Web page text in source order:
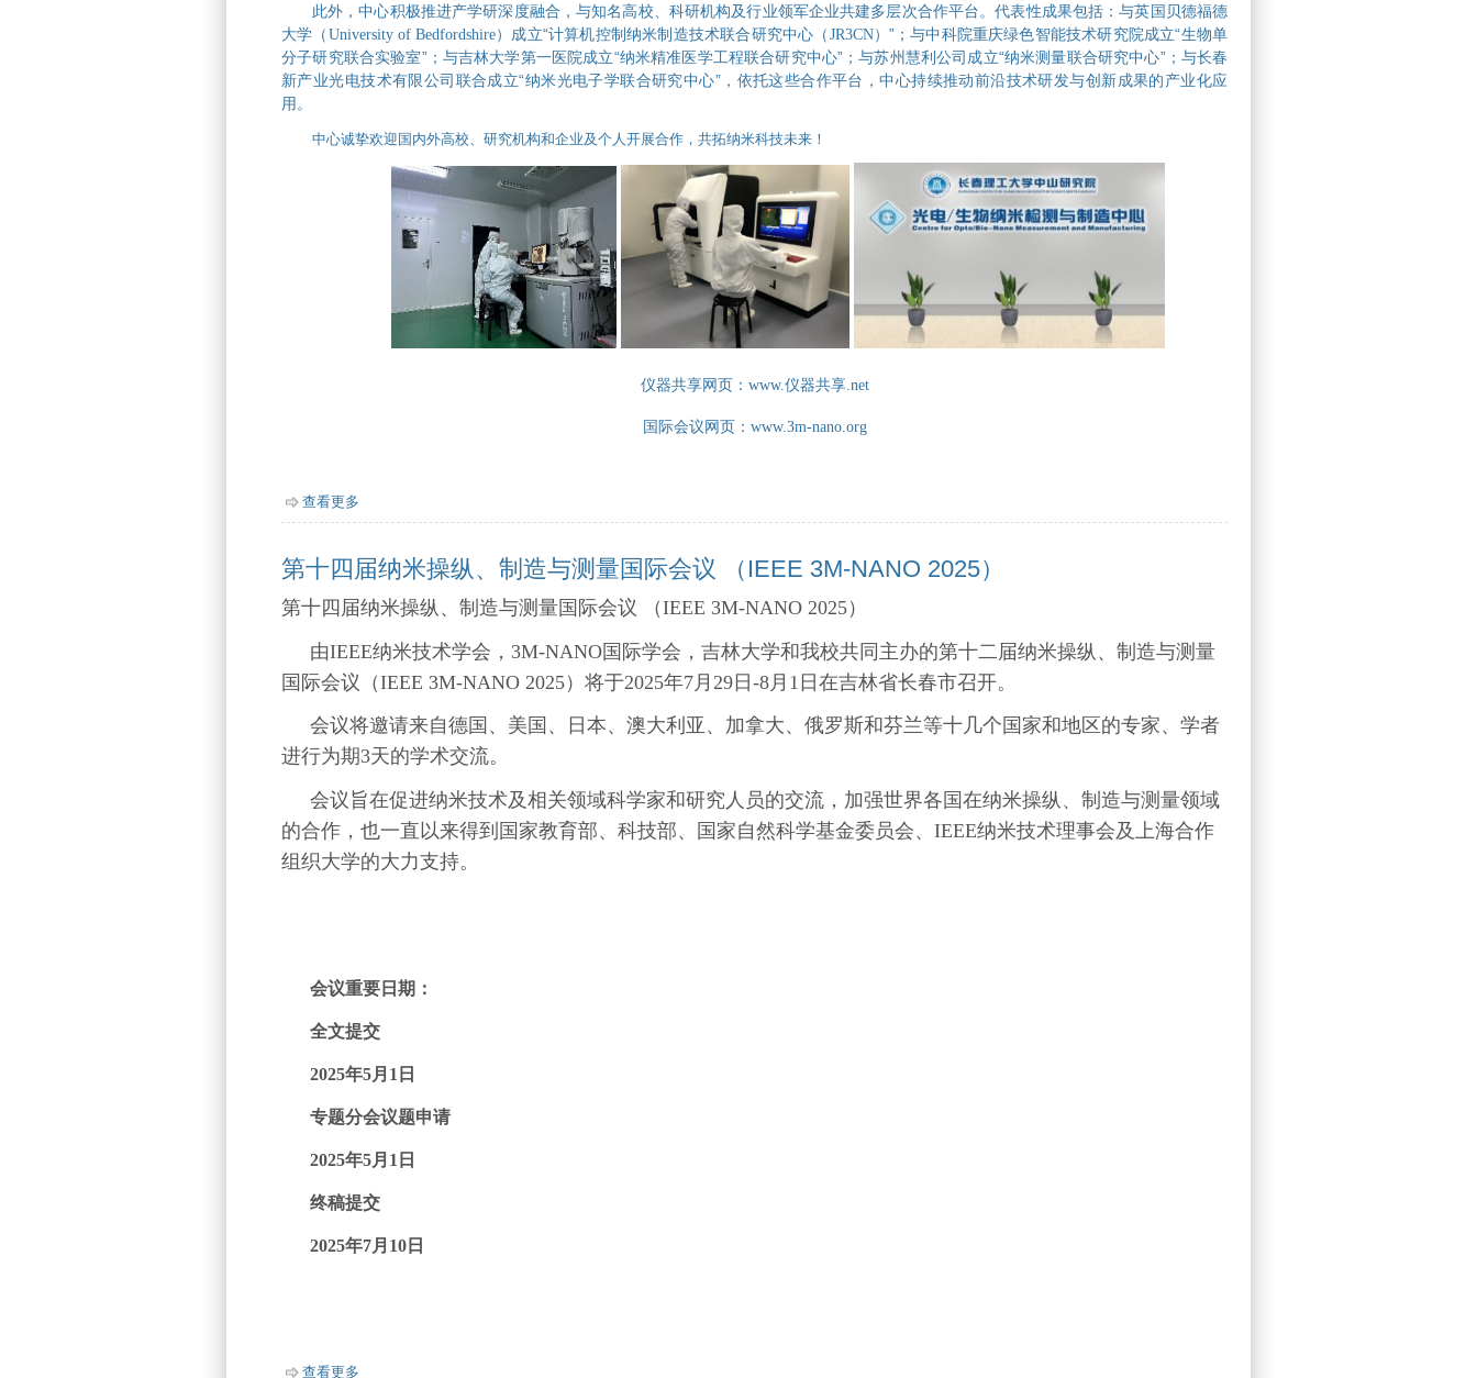
此外，中心积极推进产学研深度融合，与知名高校、科研机构及行业领军企业共建多层次合作平台。代表性成果包括：与英国贝德福德
大学 （University of Bedfordshire） 成立“计算机控制纳米制造技术联合研究中心 （JR3CN） ”；与中科院重庆绿色智能技术研究院成立“生物单
分子研究联合实验室”；与吉林大学第一医院成立“纳米精准医学工程联合研究中心” ；与苏州慧利公司成立“纳米测量联合研究中心”；与长春
新产业光电技术有限公司联合成立“纳米光电子学联合研究中心”，依托这些合作平台，中心持续推动前沿技术研发与创新成果的产业化应
用。
中心诚挚欢迎国内外高校、研究机构和企业及个人开展合作，共拓纳米科技未来！
仪器共享网页： www. 仪器共享.net
国际会议网页： www.3m-nano.org
查看更多
第十四届纳米操纵、制造与测量国际会议 （IEEE 3M-NANO 2025）
第十四届纳米操纵、制造与测量国际会议 （IEEE 3M-NANO 2025）
由IEEE纳米技术学会，3M-NANO国际学会，吉林大学和我校共同主办的第十二届纳米操纵、制造与测量
国际会议（IEEE 3M-NANO 2025）将于2025年7月29日-8月1日在吉林省长春市召开。
会议将邀请来自德国、美国、日本、澳大利亚、加拿大、俄罗斯和芬兰等十几个国家和地区的专家、学者
进行为期3天的学术交流。
会议旨在促进纳米技术及相关领域科学家和研究人员的交流，加强世界各国在纳米操纵、制造与测量领域
的合作，也一直以来得到国家教育部、科技部、国家自然科学基金委员会、IEEE纳米技术理事会及上海合作
组织大学的大力支持。
会议重要日期：
全文提交
2025年5月1日
专题分会议题申请
2025年5月1日
终稿提交
2025年7月10日
查看更多